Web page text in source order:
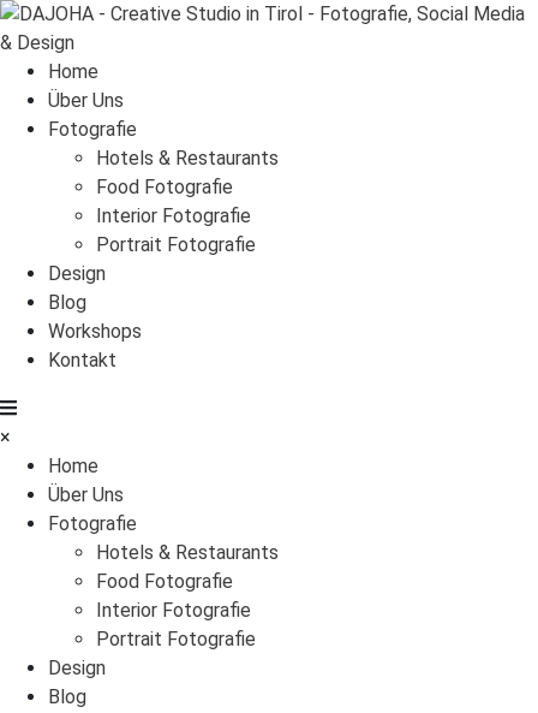
Home
Über Uns
Fotografie
Hotels & Restaurants
Food Fotografie
Interior Fotografie
Portrait Fotografie
Design
Blog
Workshops
Kontakt
×
Home
Über Uns
Fotografie
Hotels & Restaurants
Food Fotografie
Interior Fotografie
Portrait Fotografie
Design
Blog